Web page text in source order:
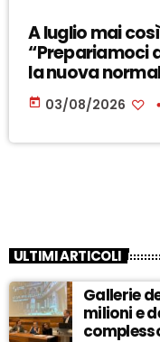
A luglio mai
“Prepariamoci
la nuova
today 03/08/2026
ULTIMI ARTICOLI
Gallerie
milioni e